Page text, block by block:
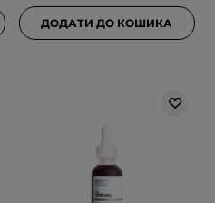
ДОДАТИ ДО КОШИКА